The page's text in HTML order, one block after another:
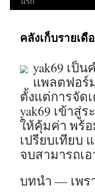
เนื้อหา
คลังเก็บรายเดื
yak69 เป็
แพลตฟอร์
ตั้งแต่การจัด
yak69 เข้าสู่
ให้คุ้มค่า พร้อ
เปรียบเทียบ
จบสามารถเ
บทนำ — เพร